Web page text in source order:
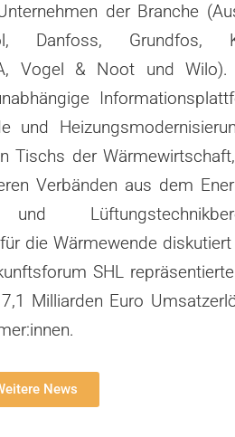
der Branche
Danfoss, Grundfos,
Vogel & Noot und Wilo).
und
Tischs der
Verbänden aus dem
für die Wärmewende diskutiert
SHL repräsentiert
Milliarden Euro
News